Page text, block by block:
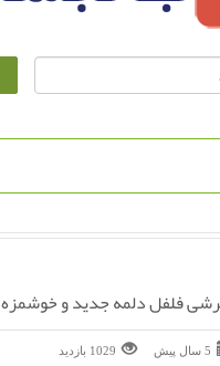
فلفل دلمه جدید و خوشمزه
5 سال پیش 1029 بازديد